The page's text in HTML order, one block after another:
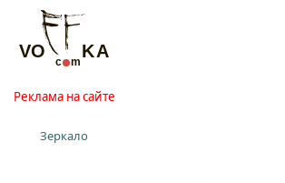
Реклама на сайте
Зеркало